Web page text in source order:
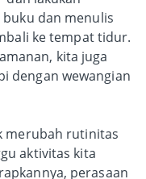
dan menulis
ke tempat tidur.
kita juga
dengan wewangian
merubah rutinitas
aktivitas kita
perasaan